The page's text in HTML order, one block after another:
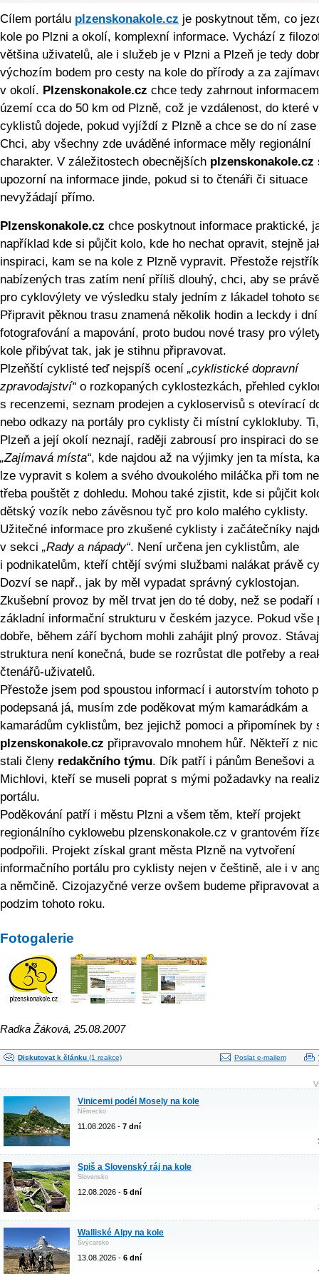
Cílem portálu plzenskonakole.cz je poskytnout těm, co
kole po Plzni a okolí, komplexní informace. Vychází z
většina uživatelů, ale i služeb je v Plzni a Plzeň je tedy
výchozím bodem pro cesty na kole do přírody a za
v okolí. Plzenskonakole.cz chce tedy zahrnout
území cca do 50 km od Plzně, což je vzdálenost, do které
cyklistů dojede, pokud vyjíždí z Plzně a chce se do ní
Chci, aby všechny zde uváděné informace měly regionální
charakter. V záležitostech obecnějších plzenskonakole.cz
upozorní na informace jinde, pokud si to čtenáři či situace
nevyžádají přímo.
Plzenskonakole.cz chce poskytnout informace praktické,
například kde si půjčit kolo, kde ho nechat opravit, stejně
inspiraci, kam se na kole z Plzně vypravit. Přestože rejstřík
nabízených tras zatím není příliš dlouhý, chci, aby se
pro cyklovýlety ve výsledku staly jedním z lákadel tohoto
Připravit pěknou trasu znamená několik hodin a leckdy i
fotografování a mapování, proto budou nové trasy pro
kole přibývat tak, jak je stihnu připravovat.
Plzeňští cyklisté teď nejspíš ocení „cyklistické dopravní
zpravodajství“o rozkopaných cyklostezkách, přehled
s recenzemi, seznam prodejen a cykloservisů s otevírací
nebo odkazy na portály pro cyklisty či místní cyklokluby.
Plzeň a její okolí neznají, raději zabrousí pro inspiraci do
„Zajímavá místa“, kde najdou až na výjimky jen ta místa,
lze vypravit s kolem a svého dvoukolého miláčka při tom
třeba pouštět z dohledu. Mohou také zjistit, kde si půjčit
dětský vozík nebo závěsnou tyč pro kolo malého cyklisty.
Užitečné informace pro zkušené cyklisty i začátečníky
v sekci „Rady a nápady“. Není určena jen cyklistům, ale
i podnikatelům, kteří chtějí svými službami nalákat právě
Dozví se např., jak by měl vypadat správný cyklostojan.
Zkušební provoz by měl trvat jen do té doby, než se podaří
základní informační strukturu v českém jazyce. Pokud vše
dobře, během září bychom mohli zahájit plný provoz.
struktura není konečná, bude se rozrůstat dle potřeby a
čtenářů-uživatelů.
Přestože jsem pod spoustou informací i autorstvím tohoto
podepsaná já, musím zde poděkovat mým kamarádkám a
kamarádům cyklistům, bez jejichž pomoci a připomínek by
plzenskonakole.cz připravovalo mnohem hůř. Někteří z
stali členy redakčního týmu. Dík patří i pánům Benešovi a
Michlovi, kteří se museli poprat s mými požadavky na
portálu.
Poděkování patří i městu Plzni a všem těm, kteří projekt
regionálního cyklowebu plzenskonakole.cz v grantovém
podpořili. Projekt získal grant města Plzně na vytvoření
informačního portálu pro cyklisty nejen v češtině, ale i v
a němčině. Cizojazyčné verze ovšem budeme připravovat
podzim tohoto roku.
Fotogalerie
Radka Žáková, 25.08.2007
Diskutovat k článku (1 reakce) Poslat e-mailem
Vinicemi podél Mosely na kole
Německo
11.08.2026 - 7 dní
Spiš a Slovenský ráj na kole
Slovensko
12.08.2026 - 5 dní
Walliské Alpy na kole
Švýcarsko
13.08.2026 - 6 dní